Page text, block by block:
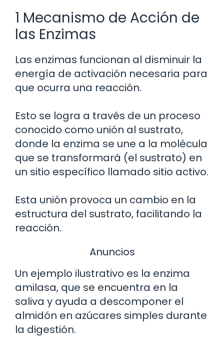
1 Mecanismo de Acción de
las Enzimas
Las enzimas funcionan al disminuir la
energía de activación necesaria para
que ocurra una reacción.
Esto se logra a través de un proceso
conocido como unión al sustrato,
donde la enzima se une a la molécula
que se transformará (el sustrato) en
un sitio específico llamado sitio activo.
Esta unión provoca un cambio en la
estructura del sustrato, facilitando la
reacción.
Anuncios
Un ejemplo ilustrativo es la enzima
amilasa, que se encuentra en la
saliva y ayuda a descomponer el
almidón en azúcares simples durante
la digestión.